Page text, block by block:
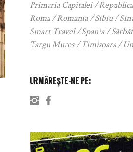
Primaria Capitalei
Roma
Romania Sibiu
Smart Travel
Spania
Targu Mures
Timișoara
URMĂREȘTE-NE PE: